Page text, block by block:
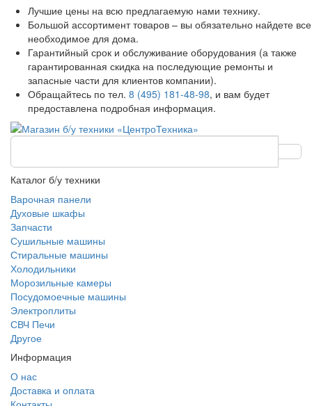
Лучшие цены на всю предлагаемую нами технику.
Большой ассортимент товаров – вы обязательно найдете все
необходимое для дома.
Гарантийный срок и обслуживание оборудования (а также
гарантированная скидка на последующие ремонты и
запасные части для клиентов компании).
Обращайтесь по тел. 8 (495) 181-48-98, и вам будет
предоставлена подробная информация.
Каталог б/у техники
Варочная панели
Духовые шкафы
Запчасти
Сушильные машины
Стиральные машины
Холодильники
Морозильные камеры
Посудомоечные машины
Электроплиты
СВЧ Печи
Другое
Информация
О нас
Доставка и оплата